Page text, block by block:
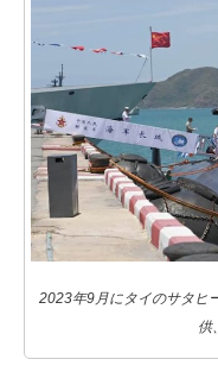
2023年9月にタイのサタヒ
供